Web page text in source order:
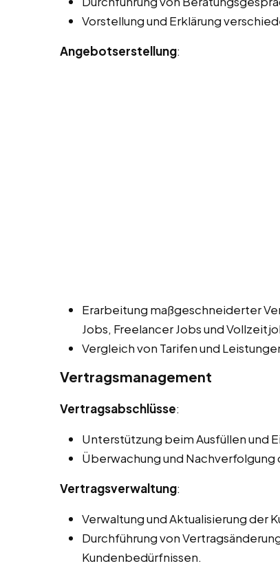
Vorstellung und Erklärung
Angebotserstellung:
Erarbeitung maßgeschneiderter
Jobs, Freelancer Jobs und
Vergleich von Tarifen und
Vertragsmanagement
Vertragsabschlüsse:
Unterstützung beim Ausfüllen und
Überwachung und Nachverfolgung
Vertragsverwaltung:
Verwaltung und Aktualisierung der
Durchführung von
Kundenbedürfnissen.